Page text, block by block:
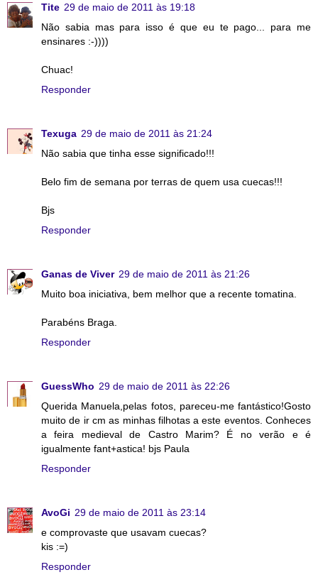
Tite 29 de maio de 2011 às 19:18
Não sabia mas para isso é que eu te pago... para me
ensinares :-))))
Chuac!
Responder
Texuga 29 de maio de 2011 às 21:24
Não sabia que tinha esse significado!!!
Belo fim de semana por terras de quem usa cuecas!!!
Bjs
Responder
Ganas de Viver 29 de maio de 2011 às 21:26
Muito boa iniciativa, bem melhor que a recente tomatina.
Parabéns Braga.
Responder
GuessWho 29 de maio de 2011 às 22:26
Querida Manuela,pelas fotos, pareceu-me fantástico!Gosto
muito de ir cm as minhas filhotas a este eventos. Conheces
a feira medieval de Castro Marim? É no verão e é
igualmente fant+astica! bjs Paula
Responder
AvoGi 29 de maio de 2011 às 23:14
e comprovaste que usavam cuecas?
kis :=)
Responder